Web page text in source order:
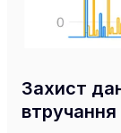
Захист
втручання